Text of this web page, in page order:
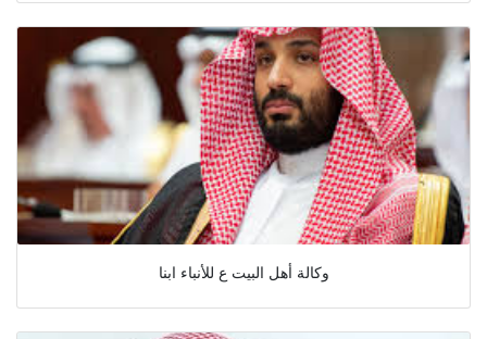
وكالة أهل البيت ع للأنباء ابنا